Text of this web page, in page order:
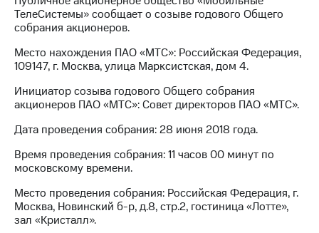
МТС
о технологиях
Достижения
Интервью
отчетность
Контакты
в
регионе
ТелеСистемы» сообщает о созыве годового Общего
собрания акционеров.
Место нахождения ПАО «МТС»: Российская Федерация,
109147, г. Москва, улица Марксистская, дом 4.
Инициатор созыва годового Общего собрания
акционеров ПАО «МТС»: Совет директоров ПАО «МТС».
Дата проведения собрания: 28 июня 2018 года.
Время проведения собрания: 11 часов 00 минут по
московскому времени.
Место проведения собрания: Российская Федерация, г.
Москва, Новинский б-р, д.8, стр.2, гостиница «Лотте»,
зал «Кристалл».